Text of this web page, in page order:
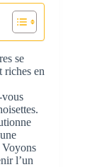
se
riches en
Voyons
l’un